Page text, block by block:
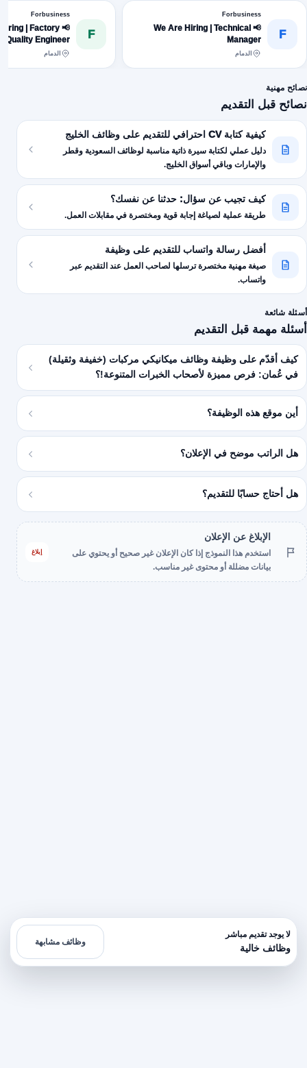
F
Forbusiness
📢 We Are Hiring | Technical
Manager
الدمام
F
Forbusiness
Hiring | Factory
Quality Engineer
الدمام
نصائح مهنية
نصائح قبل التقديم
كيفية كتابة CV احترافي للتقديم على وظائف الخليج
دليل عملي لكتابة سيرة ذاتية مناسبة لوظائف السعودية وقطر
والإمارات وباقي أسواق الخليج.
كيف تجيب عن سؤال: حدثنا عن نفسك؟
طريقة عملية لصياغة إجابة قوية ومختصرة في مقابلات العمل.
أفضل رسالة واتساب للتقديم على وظيفة
صيغة مهنية مختصرة ترسلها لصاحب العمل عند التقديم عبر
واتساب.
أسئلة شائعة
أسئلة مهمة قبل التقديم
كيف أقدّم على وظيفة وظائف ميكانيكي مركبات (خفيفة وثقيلة)
في عُمان: فرص مميزة لأصحاب الخبرات المتنوعة!؟
أين موقع هذه الوظيفة؟
هل الراتب موضح في الإعلان؟
هل أحتاج حسابًا للتقديم؟
الإبلاغ عن الإعلان
استخدم هذا النموذج إذا كان الإعلان غير صحيح أو يحتوي على
بيانات مضللة أو محتوى غير مناسب.
إبلاغ
لا يوجد تقديم مباشر
وظائف خالية
وظائف مشابهة